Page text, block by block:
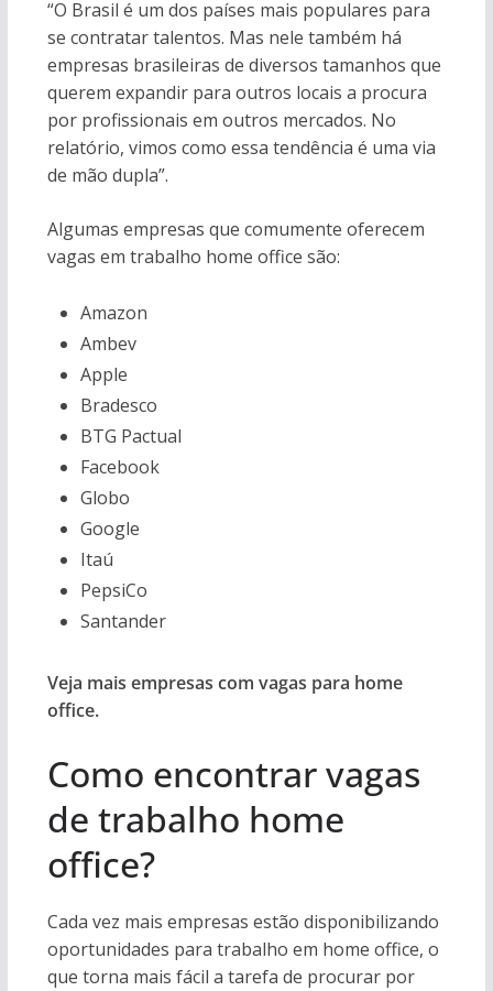
“O Brasil é um dos países mais populares para
se contratar talentos. Mas nele também há
empresas brasileiras de diversos tamanhos que
querem expandir para outros locais a procura
por profissionais em outros mercados. No
relatório, vimos como essa tendência é uma via
de mão dupla”.
Algumas empresas que comumente oferecem
vagas em trabalho home office são:
Amazon
Ambev
Apple
Bradesco
BTG Pactual
Facebook
Globo
Google
Itaú
PepsiCo
Santander
Veja mais empresas com vagas para home
office.
Como encontrar vagas
de trabalho home
office?
Cada vez mais empresas estão disponibilizando
oportunidades para trabalho em home office, o
que torna mais fácil a tarefa de procurar por